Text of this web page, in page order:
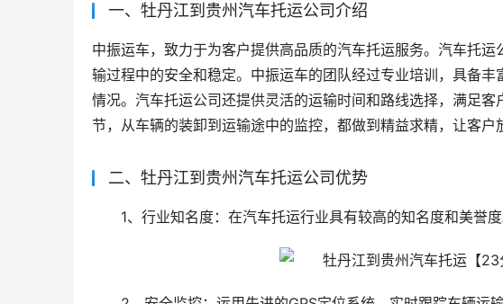
一、牡丹江到贵州汽车托运公司介绍
中振运车，致力于为客户提供高品质的汽车托运服务。汽车托
输过程中的安全和稳定。中振运车的团队经过专业培训，具备
情况。汽车托运公司还提供灵活的运输时间和路线选择，满足
节，从车辆的装卸到运输途中的监控，都做到精益求精，让客户
二、牡丹江到贵州汽车托运公司优势
1、行业知名度：在汽车托运行业具有较高的知名度和美誉度